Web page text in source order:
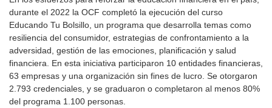
durante el 2022 la OCF completó la ejecución del curso
Educando Tu Bolsillo, un programa que desarrolla temas como
resiliencia del consumidor, estrategias de confrontamiento a la
adversidad, gestión de las emociones, planificación y salud
financiera. En esta iniciativa participaron 10 entidades financieras,
63 empresas y una organización sin fines de lucro. Se otorgaron
2.793 credenciales, y se graduaron o completaron al menos 80%
del programa 1.100 personas.